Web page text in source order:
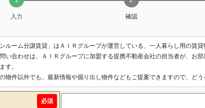
入力 確認
ルーム分譲賃貸」はＡＩＲグループが運営している、一人暮らし用の賃貸
い合わせは、ＡＩＲグループに加盟する提携不動産会社の担当者が、お
す。
物件以外でも、最新情報や掘り出し物件などもご提案できますので、どう
必須